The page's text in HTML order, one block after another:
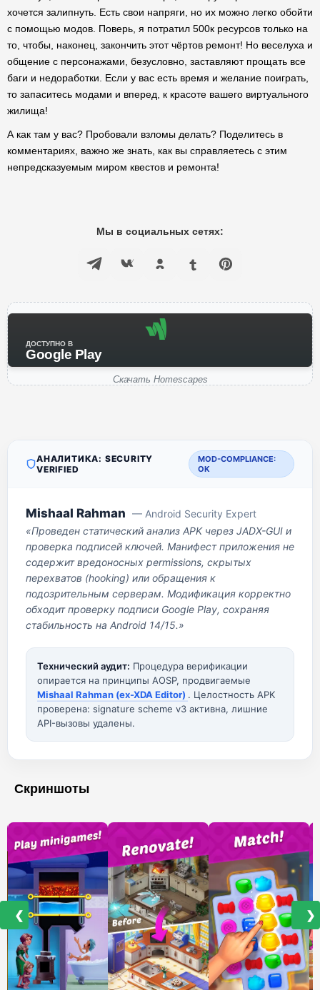
хочется залипнуть. Есть свои напряги, но их можно легко обойти
с помощью модов. Поверь, я потратил 500к ресурсов только на
то, чтобы, наконец, закончить этот чёртов ремонт! Но веселуха и
общение с персонажами, безусловно, заставляют прощать все
баги и недоработки. Если у вас есть время и желание поиграть,
то запаситесь модами и вперед, к красоте вашего виртуального
жилища!
А как там у вас? Пробовали взломы делать? Поделитесь в
комментариях, важно же знать, как вы справляетесь с этим
непредсказуемым миром квестов и ремонта!
Мы в социальных сетях:
ДОСТУПНО В
Google Play
Скачать Homescapes
АНАЛИТИКА: SECURITY
VERIFIED
MOD-COMPLIANCE:
OK
Mishaal Rahman — Android Security Expert
«Проведен статический анализ APK через JADX-GUI и
проверка подписей ключей. Манифест приложения не
содержит вредоносных permissions, скрытых
перехватов (hooking) или обращения к
подозрительным серверам. Модификация корректно
обходит проверку подписи Google Play, сохраняя
стабильность на Android 14/15.»
Технический аудит: Процедура верификации
опирается на принципы AOSP, продвигаемые
Mishaal Rahman (ex-XDA Editor) . Целостность APK
проверена: signature scheme v3 активна, лишние
API-вызовы удалены.
Скриншоты
❮ ❯